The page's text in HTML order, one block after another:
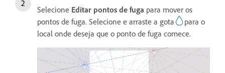
Selecione Editar pontos de fuga para mover os
pontos de fuga. Selecione e arraste a gota
para o
local onde deseja que o ponto de fuga comece.